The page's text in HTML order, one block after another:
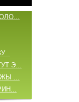
Э...
...